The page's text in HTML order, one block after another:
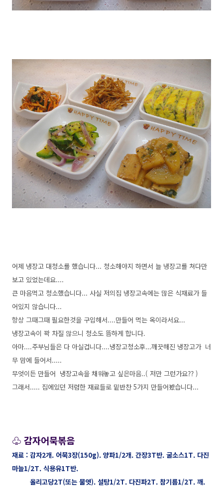
어제 냉장고 대청소를 했습니다... 청소해야지 하면서 늘 냉장고를 쳐다만
보고 있었는데요....
큰 마음먹고 청소했습니다... 사실 저의집 냉장고속에는 많은 식재료가 들
어있지 않습니다...
항상 그때그때 필요한것을 구입해서....만들어 먹는 옥이라서요...
냉장고속이 꽉 차질 않으니 청소도 뜸하게 합니다.
아마....주부님들은 다 아실겁니다....냉장고청소후...깨끗해진 냉장고가 너
무 맘에 들어서.....
무엇이든 만들어 냉장고속을 채워놓고 싶은마음..( 저만 그런가요?? )
그래서..... 집에있던 저렴한 재료들로 밑반찬 5가지 만들어봤습니다...
♧ 감자어묵볶음
재료 : 감자2개. 어묵3장(150g). 양파1/2개. 간장3T반. 굴소스1T. 다진
마늘1/2T. 식용유1T반.
올리고당2T(또는 물엿). 설탕1/2T. 다진파2T. 참기름1/2T. 깨.